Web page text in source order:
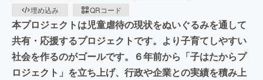
埋め込み
QRコード
本プロジェクトは児童虐待の現状をぬいぐるみを通して
共有・応援するプロジェクトです。より子育てしやすい
社会を作るのがゴールです。６年前から「子はたからプ
ロジェクト」を立ち上げ、行政や企業との実績を積み上